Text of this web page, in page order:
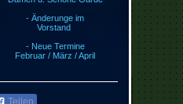
- Änderunge im
Vorstand
- Neue Termine
Februar / März / April
Teilen